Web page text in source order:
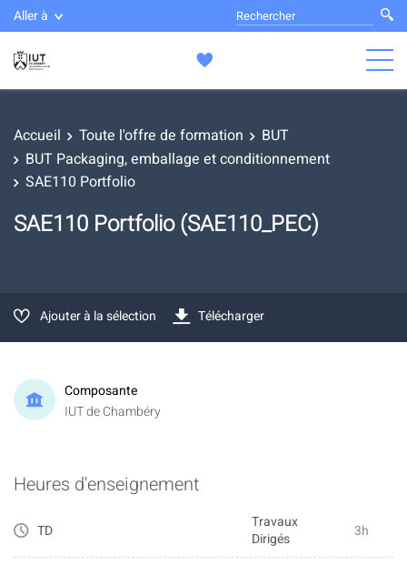
Aller à
Accueil Toute l'offre de formation
BUT
BUT Packaging, emballage et conditionnement
SAE110 Portfolio
SAE110 Portfolio (SAE110_PEC)
Ajouter à la sélection Télécharger
Composante
IUT de Chambéry
Heures d'enseignement
TD
Travaux
Dirigés
3h